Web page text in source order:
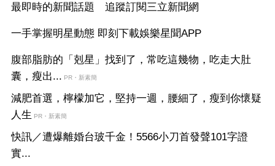
最即時的新聞話題 追蹤訂閱三立新聞網
一手掌握明星動態 即刻下載娛樂星聞APP
腹部脂肪的「剋星」找到了，常吃這幾物，吃走大肚
囊，瘦出... PR・新素簡
減肥首選，檸檬加它，堅持一週，腰細了，瘦到你懷疑
人生 PR・新素簡
快訊／遭爆離婚台玻千金！5566小刀首發聲101字證
實...